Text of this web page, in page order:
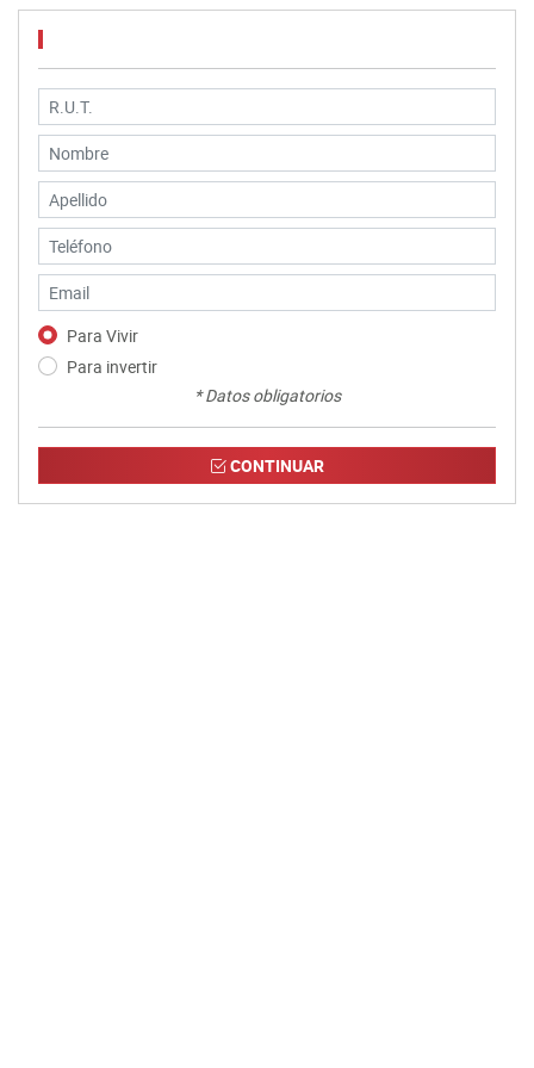
Para Vivir
Para invertir
* Datos obligatorios
CONTINUAR